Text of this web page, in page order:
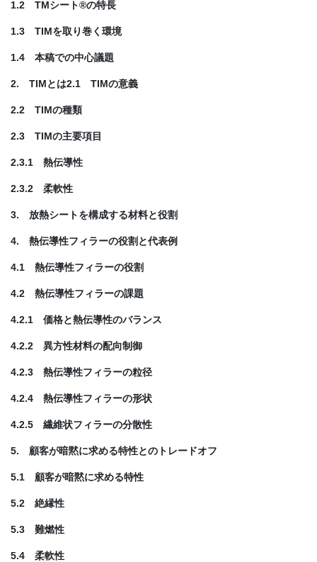
1.2 TMシート®の特長
1.3 TIMを取り巻く環境
1.4 本稿での中心議題
2. TIMとは2.1 TIMの意義
2.2 TIMの種類
2.3 TIMの主要項目
2.3.1 熱伝導性
2.3.2 柔軟性
3. 放熱シートを構成する材料と役割
4. 熱伝導性フィラーの役割と代表例
4.1 熱伝導性フィラーの役割
4.2 熱伝導性フィラーの課題
4.2.1 価格と熱伝導性のバランス
4.2.2 異方性材料の配向制御
4.2.3 熱伝導性フィラーの粒径
4.2.4 熱伝導性フィラーの形状
4.2.5 繊維状フィラーの分散性
5. 顧客が暗黙に求める特性とのトレードオフ
5.1 顧客が暗黙に求める特性
5.2 絶縁性
5.3 難燃性
5.4 柔軟性